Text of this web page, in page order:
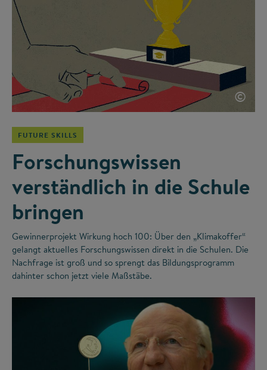
©
FUTURE SKILLS
Forschungswissen
verständlich in die Schule
bringen
Gewinnerprojekt Wirkung hoch 100: Über den „Klimakoffer“
gelangt aktuelles Forschungswissen direkt in die Schulen. Die
Nachfrage ist groß und so sprengt das Bildungsprogramm
dahinter schon jetzt viele Maßstäbe.